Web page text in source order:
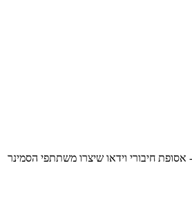
- אסופת חיבורי וידאו שיצרו משתתפי הסמינר